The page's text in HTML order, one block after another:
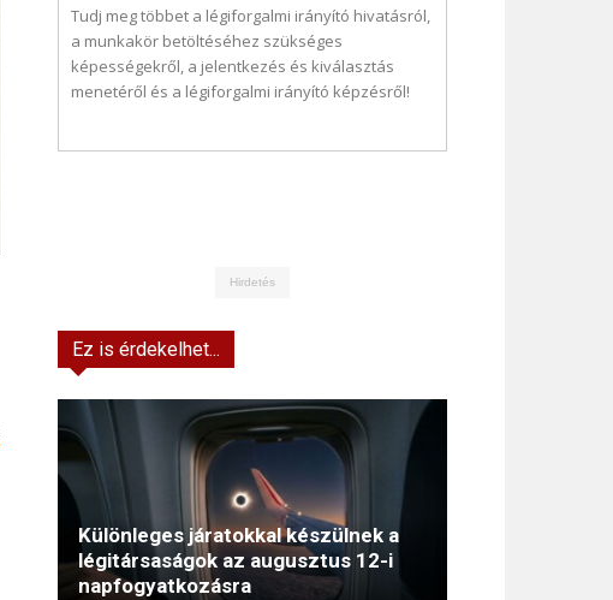
Tudj meg többet a légiforgalmi irányító hivatásról,
a munkakör betöltéséhez szükséges
képességekről, a jelentkezés és kiválasztás
menetéről és a légiforgalmi irányító képzésről!
Hirdetés
Ez is érdekelhet...
Különleges járatokkal készülnek a
légitársaságok az augusztus 12-i
napfogyatkozásra